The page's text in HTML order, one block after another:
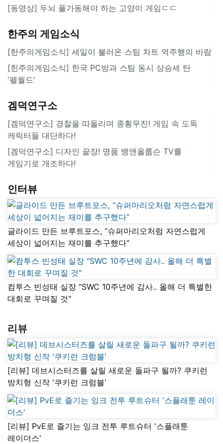
[동영상] 두뇌 풀가동해야 하는 고양이 게임ㄷㄷ
한주의 게임소식
[한주의게임소식] 세일이 불러온 스팀 차트 역주행의 바람
[힌주의게임소식] 한국 PC방과 스팀 동시 상승세 탄
'팰월드'
겜덕연구소
[겜덕연구소] 경찰을 따돌리며 종횡무진! 게임 속 도둑
캐릭터들 대단하다!
[겜덕연구소] 디자인 끝장! 명품 뱅앤올룹슨 TV를
게임기로 개조하다!
인터뷰
글라이드 만든 브루트포스, “슈퍼마리오처럼 자연스럽게
세상이 넓어지는 재미를 추구했다”
컴투스 빈성태 실장 "SWC 10주년에 감사.. 올해 더 특별한
대회로 꾸며질 것"
리뷰
[리뷰] 데브시스터즈를 살릴 새로운 돌파구 될까? 쿠키런
방치형 신작 '쿠키런 크럼블'
[리뷰] PvE로 즐기는 잉크 전투 루트슈터 '스플래툰
레이더스'